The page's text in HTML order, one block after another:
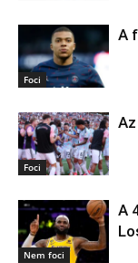
Foci
A
Foci
Nem foci
A